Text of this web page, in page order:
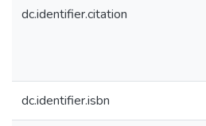
dc.identifier.citation
dc.identifier.isbn